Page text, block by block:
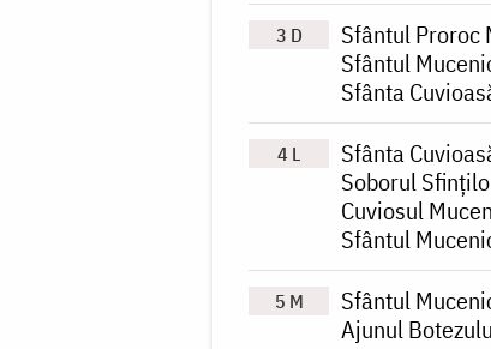
3 D Sfântul Proroc
Sfântul
Sfânta
4 L Sfânta
Soborul
Cuviosul
Sfântul
5 M Sfântul
Ajunul